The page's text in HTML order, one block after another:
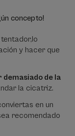
concepto!
tentador,lo
y hacer que
de la
la cicatriz.
en un
recomendado